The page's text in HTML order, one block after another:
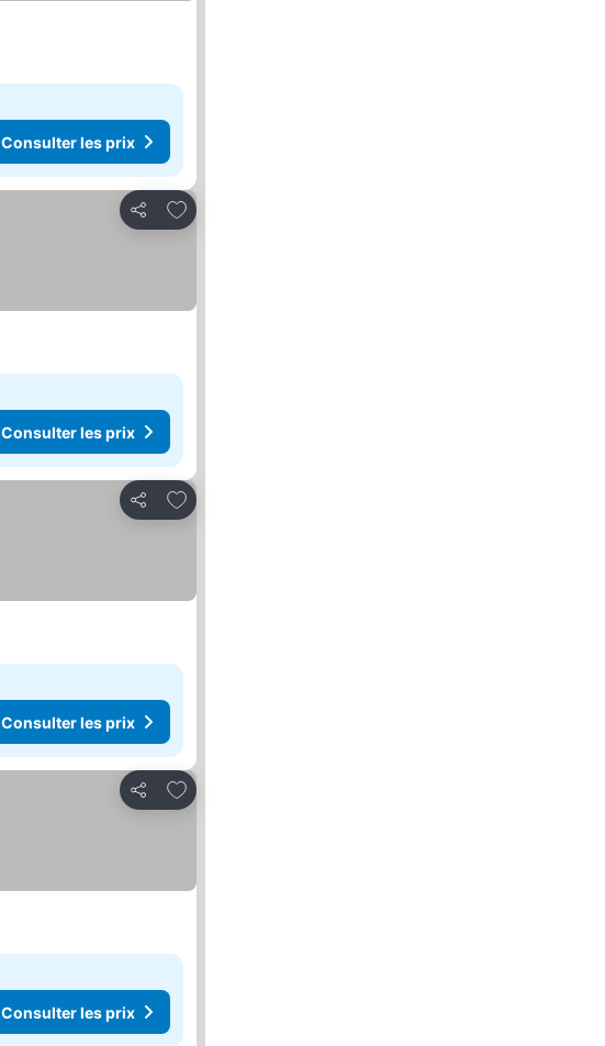
Consulter les prix
Partager
Ajouter à mes favoris
Consulter les prix
Partager
Ajouter à mes favoris
Consulter les prix
Partager
Ajouter à mes favoris
Consulter les prix